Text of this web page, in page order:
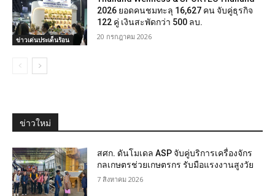
ข่าวเด่นประเด็นร้อน
2026 ยอดคนชมทะลุ 16,627 คน จับคู่ธุรกิจ
122 คู่ เงินสะพัดกว่า 500 ลบ.
20 กรกฎาคม 2026
ข่าวใหม่
สศก. ดันโมเดล ASP จับคู่บริการเครื่องจักร
กลเกษตรช่วยเกษตรกร รับมือแรงงานสูงวัย
7 สิงหาคม 2026